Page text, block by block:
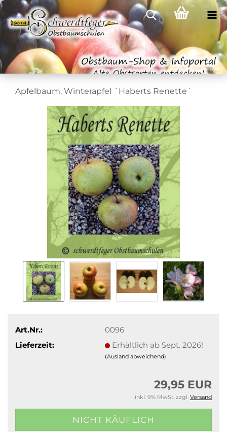
Apfelbaum, Winterapfel ´Haberts Renette´
Art.Nr.:
0096
Lieferzeit:
Erhältlich ab Sept. 2026!
(Ausland abweichend)
29,95 EUR
inkl. 9% MwSt. zzgl. Versand